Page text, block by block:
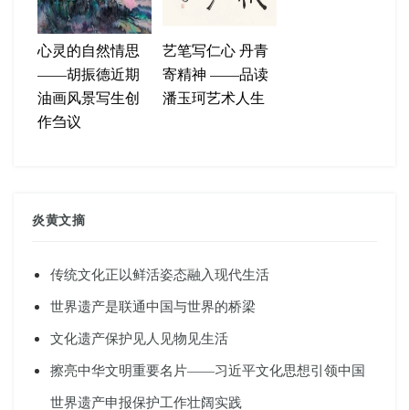
心灵的自然情思
——胡振德近期
油画风景写生创
作刍议
艺笔写仁心 丹青
寄精神 ——品读
潘玉珂艺术人生
炎黄文摘
传统文化正以鲜活姿态融入现代生活
世界遗产是联通中国与世界的桥梁
文化遗产保护见人见物见生活
擦亮中华文明重要名片——习近平文化思想引领中国
世界遗产申报保护工作壮阔实践